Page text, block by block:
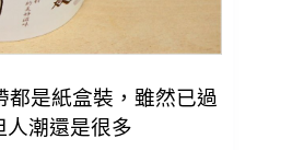
都是紙盒裝，雖然已過
人潮還是很多